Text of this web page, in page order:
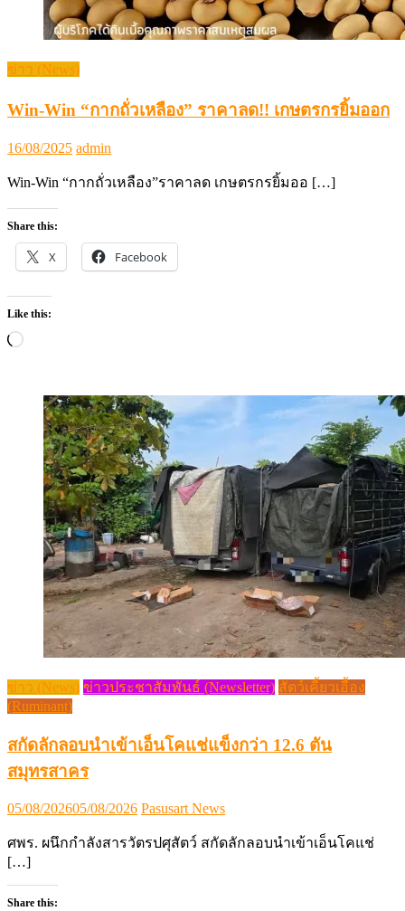
ข่าว (News)
Win-Win “กากถั่วเหลือง” ราคาลด!! เกษตรกรยิ้มออก
Posted
16/08/2025 Author
admin
Win-Win “กากถั่วเหลือง”ราคาลด เกษตรกรยิ้มออ […]
Share this:
X Facebook
Like this:
Loading…
ข่าว (News) ข่าวประชาสัมพันธ์ (Newsletter) สัตว์เคี้ยวเอื้อง
(Ruminant)
สกัดลักลอบนำเข้าเอ็นโคแช่แข็งกว่า 12.6 ตัน
สมุทรสาคร
Posted
05/08/202605/08/2026 Author
Pasusart News
ศพร. ผนึกกำลังสารวัตรปศุสัตว์ สกัดลักลอบนำเข้าเอ็นโคแช่
[…]
Share this: